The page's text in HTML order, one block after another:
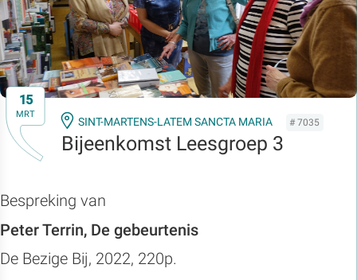
15
MRT
SINT-MARTENS-LATEM SANCTA MARIA # 7035
Bijeenkomst Leesgroep 3
Bespreking van
Peter Terrin, De gebeurtenis
De Bezige Bij, 2022, 220p.